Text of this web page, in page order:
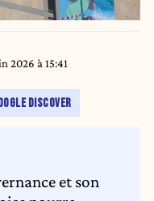
2026 à 15:41
DISCOVER
et son